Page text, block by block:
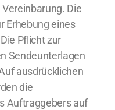
Die
Erhebung eines
Pflicht zur
Sendeunterlagen
ausdrücklichen
die
Auftraggebers auf